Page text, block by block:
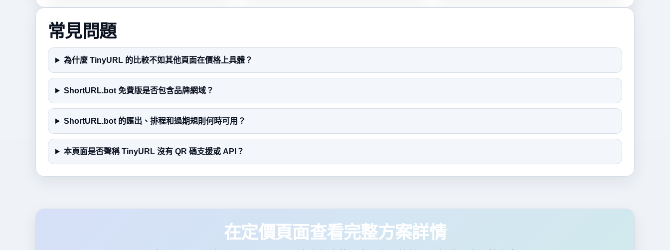
常見問題
為什麼 TinyURL 的比較不如其他頁面在價格上具體？
ShortURL.bot 免費版是否包含品牌網域？
ShortURL.bot 的匯出、排程和過期規則何時可用？
本頁面是否聲稱 TinyURL 沒有 QR 碼支援或 API？
在定價頁面查看完整方案詳情